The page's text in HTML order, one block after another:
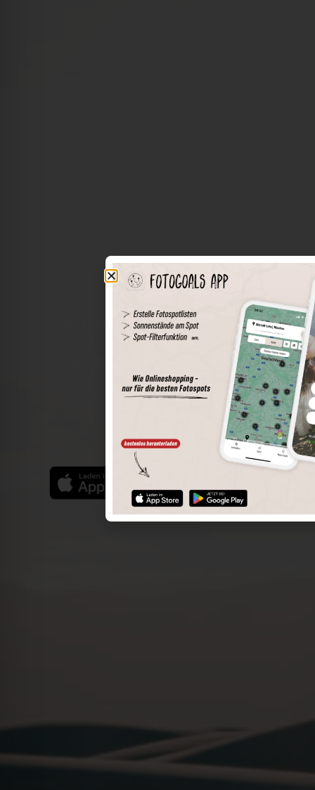
Die Welt der Orte in deiner Tasche
Spots speichern
Sonnenstände am Spot
Spotdetails
Filterfunktion
Finde die besten Fotospots noch einfacher mit unserer
App für iOS und Android und genieße einen größeren
Funktionsumfang